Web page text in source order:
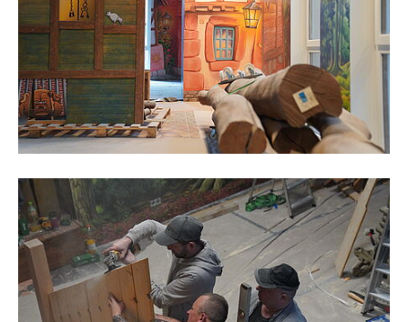
Begegnungszentrum (von links): Projektverantwortlicher
Jan Knüttel, Bürgermeister Matthias Möller,
Projektmanagerin der SEG Franziska Fiedler-Leipold und
Kerstin Baier-Hildebrand (Leiterin der Abteilung Familien,
Freizeit und Tourismus). Nicht auf dem Bild ist SEG-
Geschäftsführer Werner Bensing. Fotonachweis: Stadt
Schlüchtern